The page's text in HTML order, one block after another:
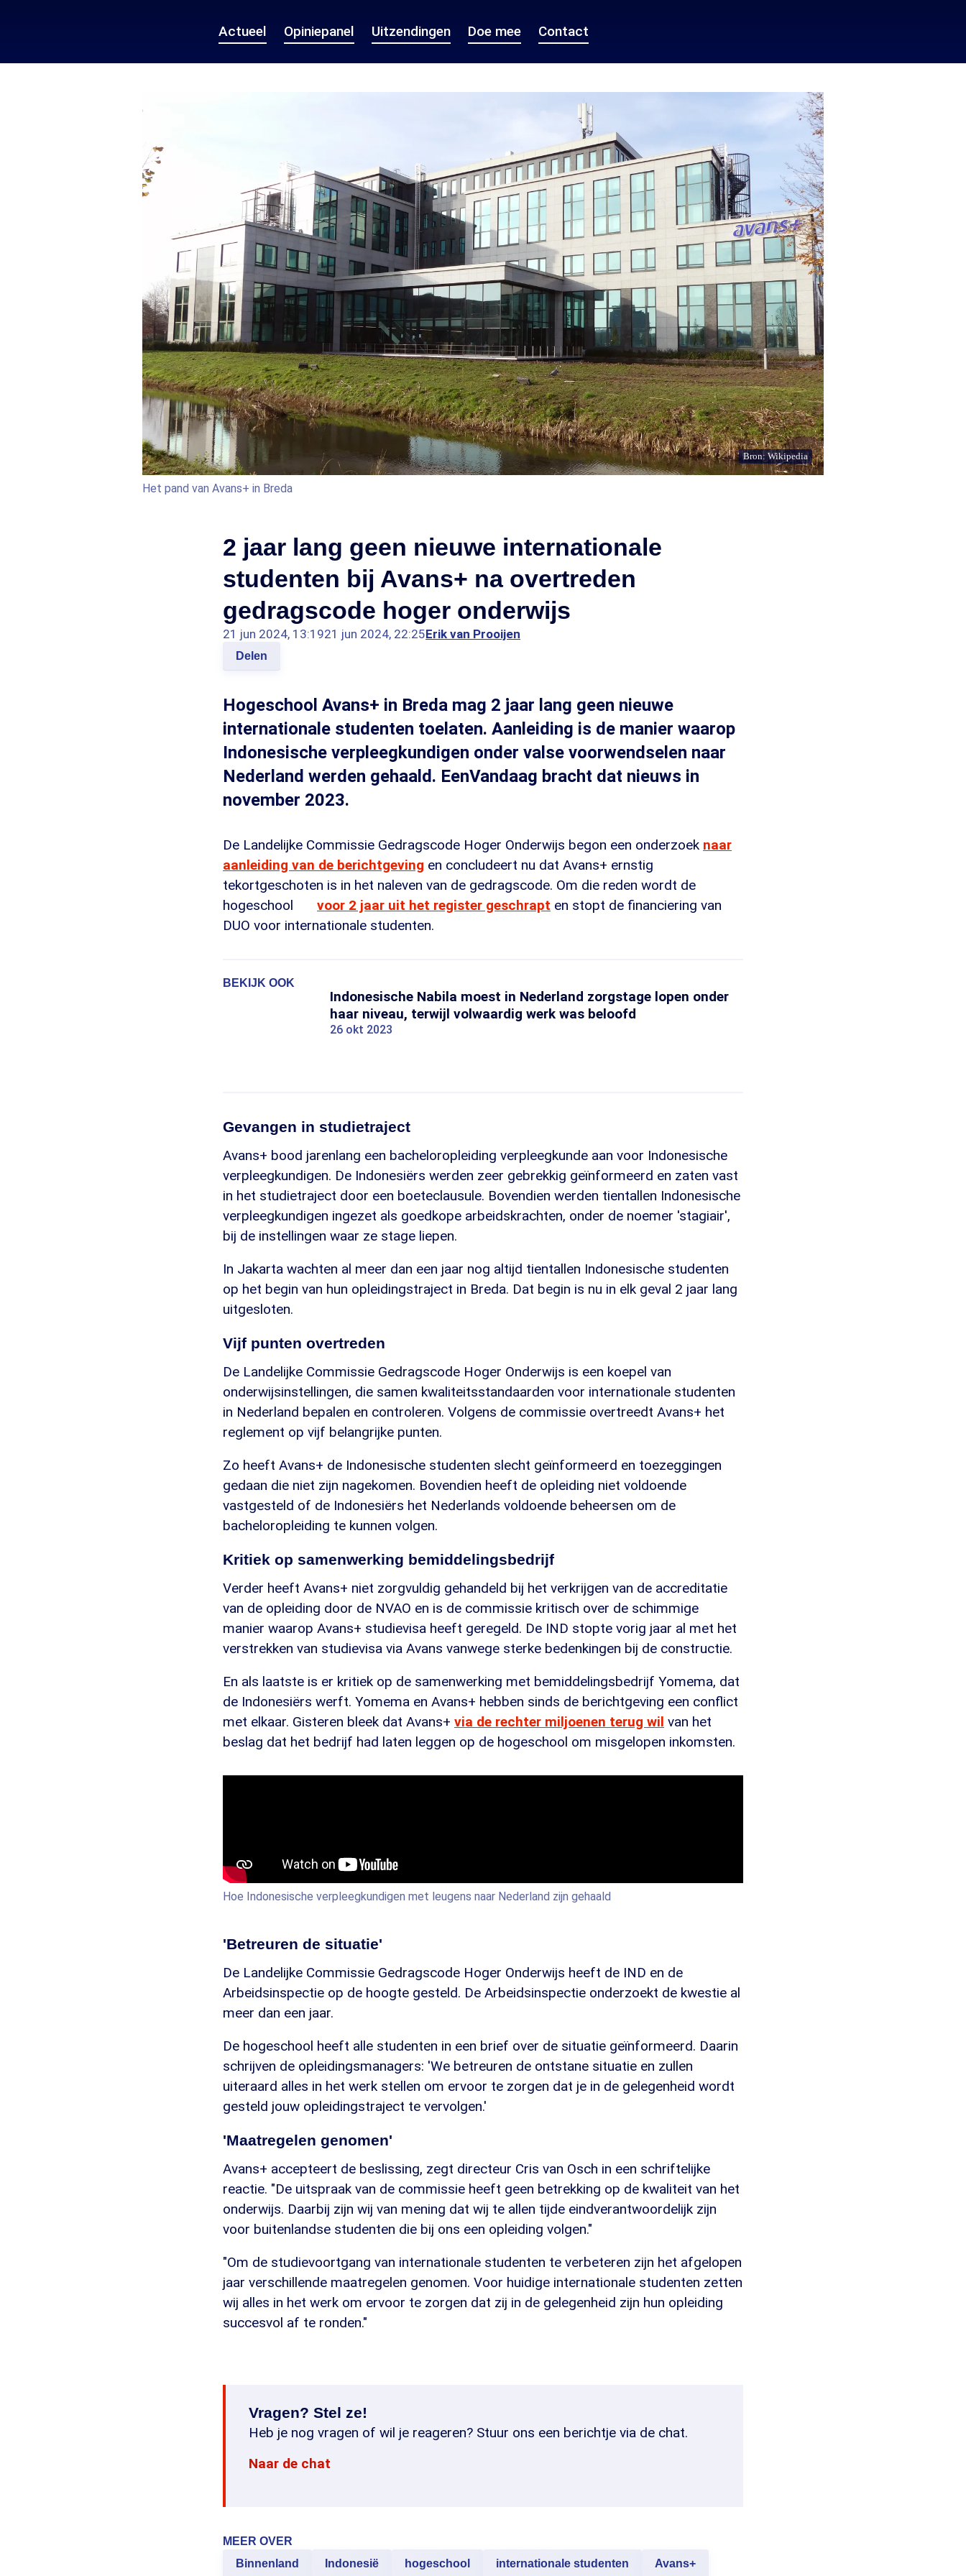
Actueel Opiniepanel Uitzendingen Doe mee Contact
Bron: Wikipedia
Het pand van Avans+ in Breda
2 jaar lang geen nieuwe internationale
studenten bij Avans+ na overtreden
gedragscode hoger onderwijs
21 jun 2024, 13:1921 jun 2024, 22:25Erik van Prooijen
Delen
Hogeschool Avans+ in Breda mag 2 jaar lang geen nieuwe
internationale studenten toelaten. Aanleiding is de manier waarop
Indonesische verpleegkundigen onder valse voorwendselen naar
Nederland werden gehaald. EenVandaag bracht dat nieuws in
november 2023.
De Landelijke Commissie Gedragscode Hoger Onderwijs begon een onderzoek naar
aanleiding van de berichtgeving en concludeert nu dat Avans+ ernstig
tekortgeschoten is in het naleven van de gedragscode. Om die reden wordt de
hogeschool
voor 2 jaar uit het register geschrapt en stopt de financiering van
DUO voor internationale studenten.
BEKIJK OOK
Indonesische Nabila moest in Nederland zorgstage lopen onder
haar niveau, terwijl volwaardig werk was beloofd
26 okt 2023
Gevangen in studietraject
Avans+ bood jarenlang een bacheloropleiding verpleegkunde aan voor Indonesische
verpleegkundigen. De Indonesiërs werden zeer gebrekkig geïnformeerd en zaten vast
in het studietraject door een boeteclausule. Bovendien werden tientallen Indonesische
verpleegkundigen ingezet als goedkope arbeidskrachten, onder de noemer 'stagiair',
bij de instellingen waar ze stage liepen.
In Jakarta wachten al meer dan een jaar nog altijd tientallen Indonesische studenten
op het begin van hun opleidingstraject in Breda. Dat begin is nu in elk geval 2 jaar lang
uitgesloten.
Vijf punten overtreden
De Landelijke Commissie Gedragscode Hoger Onderwijs is een koepel van
onderwijsinstellingen, die samen kwaliteitsstandaarden voor internationale studenten
in Nederland bepalen en controleren. Volgens de commissie overtreedt Avans+ het
reglement op vijf belangrijke punten.
Zo heeft Avans+ de Indonesische studenten slecht geïnformeerd en toezeggingen
gedaan die niet zijn nagekomen. Bovendien heeft de opleiding niet voldoende
vastgesteld of de Indonesiërs het Nederlands voldoende beheersen om de
bacheloropleiding te kunnen volgen.
Kritiek op samenwerking bemiddelingsbedrijf
Verder heeft Avans+ niet zorgvuldig gehandeld bij het verkrijgen van de accreditatie
van de opleiding door de NVAO en is de commissie kritisch over de schimmige
manier waarop Avans+ studievisa heeft geregeld. De IND stopte vorig jaar al met het
verstrekken van studievisa via Avans vanwege sterke bedenkingen bij de constructie.
En als laatste is er kritiek op de samenwerking met bemiddelingsbedrijf Yomema, dat
de Indonesiërs werft. Yomema en Avans+ hebben sinds de berichtgeving een conflict
met elkaar. Gisteren bleek dat Avans+ via de rechter miljoenen terug wil van het
beslag dat het bedrijf had laten leggen op de hogeschool om misgelopen inkomsten.
Hoe Indonesische verpleegkundigen met leugens naar Nederland zijn gehaald
'Betreuren de situatie'
De Landelijke Commissie Gedragscode Hoger Onderwijs heeft de IND en de
Arbeidsinspectie op de hoogte gesteld. De Arbeidsinspectie onderzoekt de kwestie al
meer dan een jaar.
De hogeschool heeft alle studenten in een brief over de situatie geïnformeerd. Daarin
schrijven de opleidingsmanagers: 'We betreuren de ontstane situatie en zullen
uiteraard alles in het werk stellen om ervoor te zorgen dat je in de gelegenheid wordt
gesteld jouw opleidingstraject te vervolgen.'
'Maatregelen genomen'
Avans+ accepteert de beslissing, zegt directeur Cris van Osch in een schriftelijke
reactie. "De uitspraak van de commissie heeft geen betrekking op de kwaliteit van het
onderwijs. Daarbij zijn wij van mening dat wij te allen tijde eindverantwoordelijk zijn
voor buitenlandse studenten die bij ons een opleiding volgen."
"Om de studievoortgang van internationale studenten te verbeteren zijn het afgelopen
jaar verschillende maatregelen genomen. Voor huidige internationale studenten zetten
wij alles in het werk om ervoor te zorgen dat zij in de gelegenheid zijn hun opleiding
succesvol af te ronden."
Vragen? Stel ze!
Heb je nog vragen of wil je reageren? Stuur ons een berichtje via de chat.
Naar de chat
MEER OVER
Binnenland
Indonesië hogeschool internationale studenten Avans+